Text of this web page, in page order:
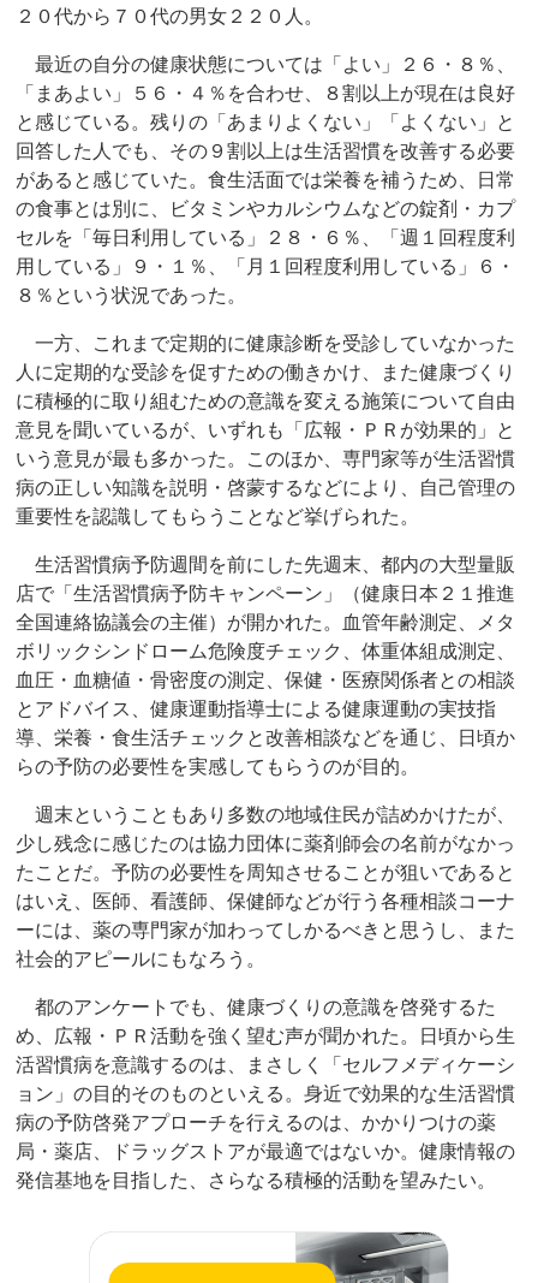
２０代から７０代の男女２２０人。
最近の自分の健康状態については「よい」２６・８％、
「まあよい」５６・４％を合わせ、８割以上が現在は良好
と感じている。残りの「あまりよくない」「よくない」と
回答した人でも、その９割以上は生活習慣を改善する必要
があると感じていた。食生活面では栄養を補うため、日常
の食事とは別に、ビタミンやカルシウムなどの錠剤・カプ
セルを「毎日利用している」２８・６％、「週１回程度利
用している」９・１％、「月１回程度利用している」６・
８％という状況であった。
一方、これまで定期的に健康診断を受診していなかった
人に定期的な受診を促すための働きかけ、また健康づくり
に積極的に取り組むための意識を変える施策について自由
意見を聞いているが、いずれも「広報・ＰＲが効果的」と
いう意見が最も多かった。このほか、専門家等が生活習慣
病の正しい知識を説明・啓蒙するなどにより、自己管理の
重要性を認識してもらうことなど挙げられた。
生活習慣病予防週間を前にした先週末、都内の大型量販
店で「生活習慣病予防キャンペーン」（健康日本２１推進
全国連絡協議会の主催）が開かれた。血管年齢測定、メタ
ボリックシンドローム危険度チェック、体重体組成測定、
血圧・血糖値・骨密度の測定、保健・医療関係者との相談
とアドバイス、健康運動指導士による健康運動の実技指
導、栄養・食生活チェックと改善相談などを通じ、日頃か
らの予防の必要性を実感してもらうのが目的。
週末ということもあり多数の地域住民が詰めかけたが、
少し残念に感じたのは協力団体に薬剤師会の名前がなかっ
たことだ。予防の必要性を周知させることが狙いであると
はいえ、医師、看護師、保健師などが行う各種相談コーナ
ーには、薬の専門家が加わってしかるべきと思うし、また
社会的アピールにもなろう。
都のアンケートでも、健康づくりの意識を啓発するた
め、広報・ＰＲ活動を強く望む声が聞かれた。日頃から生
活習慣病を意識するのは、まさしく「セルフメディケーシ
ョン」の目的そのものといえる。身近で効果的な生活習慣
病の予防啓発アプローチを行えるのは、かかりつけの薬
局・薬店、ドラッグストアが最適ではないか。健康情報の
発信基地を目指した、さらなる積極的活動を望みたい。